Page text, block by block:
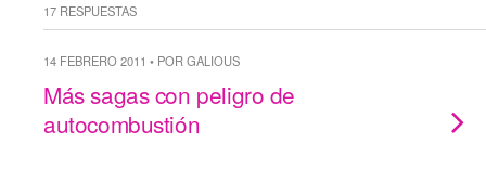
17 RESPUESTAS
14 FEBRERO 2011 • POR GALIOUS
Más sagas con peligro de
autocombustión